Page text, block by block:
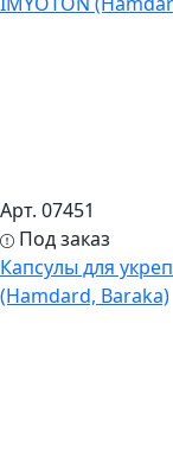
Арт. 07451
Под заказ
Капсулы для
(Hamdard, Baraka)